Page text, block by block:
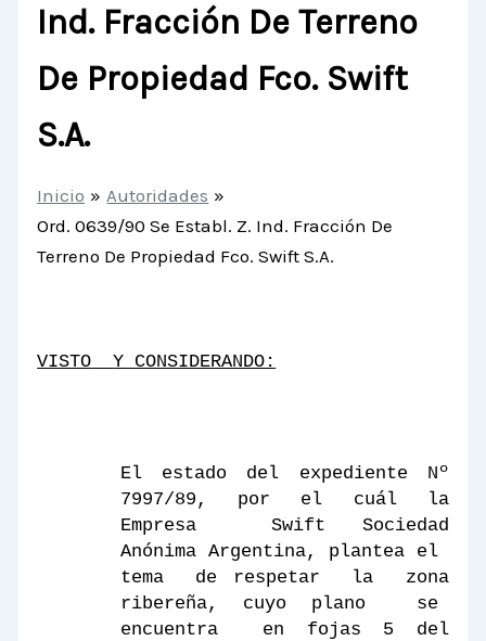
Ind. Fracción De Terreno
De Propiedad Fco. Swift
S.A.
Inicio
Autoridades
Ord. 0639/90 Se Establ. Z. Ind. Fracción De
Terreno De Propiedad Fco. Swift S.A.
VISTO Y CONSIDERANDO:
El estado del expediente Nº
7997/89, por el cuál
la
Empresa
Swift Sociedad
Anónima Argentina, plantea el
tema
de respetar la
zona
ribereña, cuyo plano
se
encuentra
en fojas 5 del